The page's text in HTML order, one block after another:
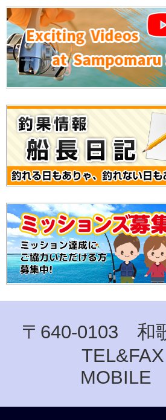
〒640-0103 和
MOBILE